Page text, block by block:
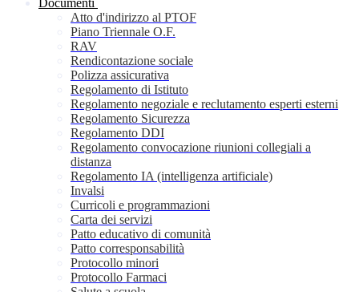
Documenti
Atto d'indirizzo al PTOF
Piano Triennale O.F.
RAV
Rendicontazione sociale
Polizza assicurativa
Regolamento di Istituto
Regolamento negoziale e reclutamento esperti esterni
Regolamento Sicurezza
Regolamento DDI
Regolamento convocazione riunioni collegiali a
distanza
Regolamento IA (intelligenza artificiale)
Invalsi
Curricoli e programmazioni
Carta dei servizi
Patto educativo di comunità
Patto corresponsabilità
Protocollo minori
Protocollo Farmaci